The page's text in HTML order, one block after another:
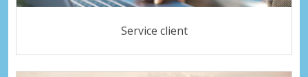
Service client